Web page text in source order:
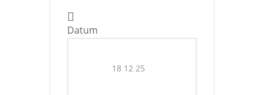
Datum
18 12 25